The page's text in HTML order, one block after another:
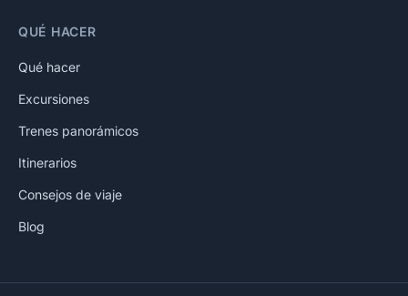
QUÉ HACER
Qué hacer
Excursiones
Trenes panorámicos
Itinerarios
Consejos de viaje
Blog